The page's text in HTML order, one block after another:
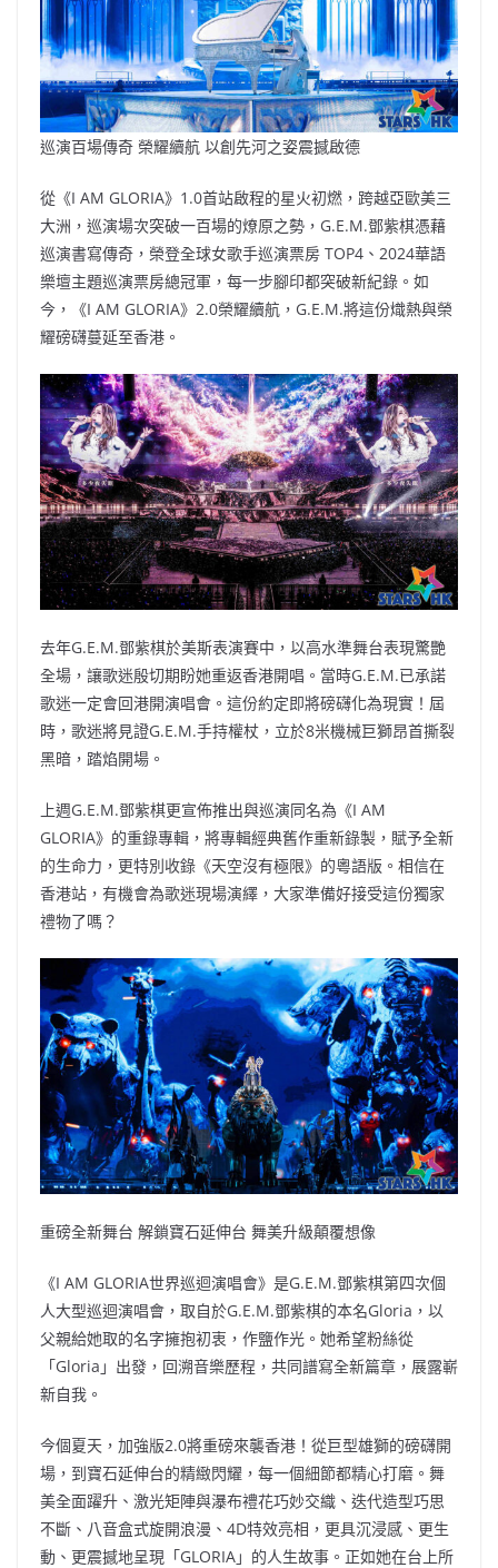
巡演百場傳奇 榮耀續航 以創先河之姿震撼啟德
從《I AM GLORIA》1.0首站啟程的星火初燃，跨越亞歐美三
大洲，巡演場次突破一百場的燎原之勢，G.E.M.鄧紫棋憑藉
巡演書寫傳奇，榮登全球女歌手巡演票房 TOP4、2024華語
樂壇主題巡演票房總冠軍，每一步腳印都突破新紀錄。如
今，《I AM GLORIA》2.0榮耀續航，G.E.M.將這份熾熱與榮
耀磅礴蔓延至香港。
去年G.E.M.鄧紫棋於美斯表演賽中，以高水準舞台表現驚艷
全場，讓歌迷殷切期盼她重返香港開唱。當時G.E.M.已承諾
歌迷一定會回港開演唱會。這份約定即將磅礴化為現實！屆
時，歌迷將見證G.E.M.手持權杖，立於8米機械巨獅昂首撕裂
黑暗，踏焰開場。
上週G.E.M.鄧紫棋更宣佈推出與巡演同名為《I AM
GLORIA》的重錄專輯，將專輯經典舊作重新錄製，賦予全新
的生命力，更特別收錄《天空沒有極限》的粵語版。相信在
香港站，有機會為歌迷現場演繹，大家準備好接受這份獨家
禮物了嗎？
重磅全新舞台 解鎖寶石延伸台 舞美升級顛覆想像
《I AM GLORIA世界巡迴演唱會》是G.E.M.鄧紫棋第四次個
人大型巡迴演唱會，取自於G.E.M.鄧紫棋的本名Gloria，以
父親給她取的名字擁抱初衷，作鹽作光。她希望粉絲從
「Gloria」出發，回溯音樂歷程，共同譜寫全新篇章，展露嶄
新自我。
今個夏天，加強版2.0將重磅來襲香港！從巨型雄獅的磅礴開
場，到寶石延伸台的精緻閃耀，每一個細節都精心打磨。舞
美全面躍升、激光矩陣與瀑布禮花巧妙交織、迭代造型巧思
不斷、八音盒式旋開浪漫、4D特效亮相，更具沉浸感、更生
動、更震撼地呈現「GLORIA」的人生故事。正如她在台上所